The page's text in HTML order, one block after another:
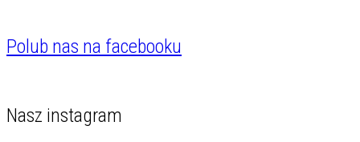
Polub nas na facebooku
Nasz instagram